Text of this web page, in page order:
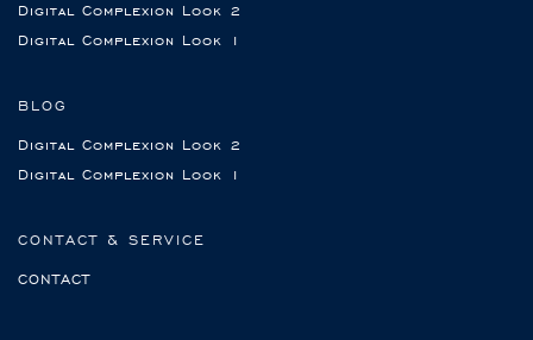
Digital Complexion Look 2
Digital Complexion Look 1
BLOG
Digital Complexion Look 2
Digital Complexion Look 1
CONTACT & SERVICE
CONTACT